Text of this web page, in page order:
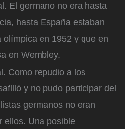
El germano no era hasta
hasta España estaban
olímpica en 1952 y que en
en Wembley.
Como repudio a los
y no pudo participar del
germanos no eran
ellos. Una posible